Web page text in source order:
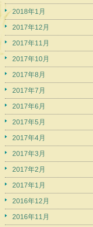
2018年1月
2017年12月
2017年11月
2017年10月
2017年8月
2017年7月
2017年6月
2017年5月
2017年4月
2017年3月
2017年2月
2017年1月
2016年12月
2016年11月